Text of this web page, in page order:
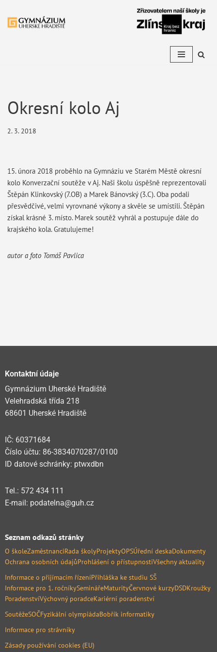
Přeskočit
Okresní kolo Aj
2. 3. 2018
15. února 2018 proběhlo na Gymnáziu ve Starém Městě okresní
kolo Konverzační soutěže v Aj. Naši školu úspěšně reprezentovali
Štěpán Klinkovský (7.OB) a Marek Bánovský (3.C). Oba podali
přesvědčivé, velmi vyrovnané výkony a skvěle se umístili. Štěpán
získal krásné 3. místo. Marek soutěž vyhrál a postupuje dále do
krajského kola. Gratulujeme!
autor a foto Tomáš Pavlica
Kontaktní údaje
Gymnázium Uherské Hradiště
Velehradská třída 218
68601 Uherské Hradiště
IČ: 60371684
Číslo účtu: 86-3834070287/0100
ID datové schránky: ptwxdbn
Tel.: 572 434 111
E-mail: podatelna@guh.cz
Seznam odkazů stránky
O školeZaměstnanciRada školyProjektyOPSÚřední deskaDokumenty
Ochrana osobních údajůProhlášení o přístupnostiVšechny aktuality
Informace o přijímacím řízeníPřihláška ke studiu SŠ
Informace pro 1. ročníkySeminářeMaturityČervnové kurzyDSDKroužky
PoradenstvíVýchovný poradceKariérní poradenství
SoutěžeSOČFyzikální olympiádaBobřík informatiky
Informace pro strávníky
Zásady používání cookies (EU)